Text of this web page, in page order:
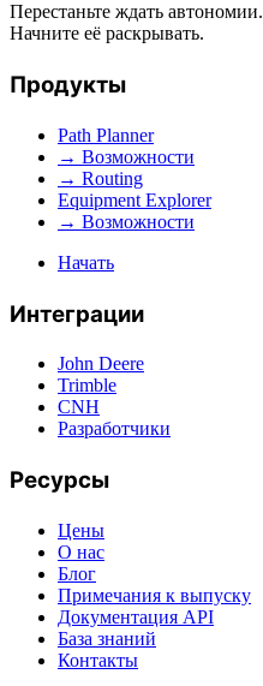
Перестаньте ждать автономии.
Начните её раскрывать.
Продукты
Path Planner
→ Возможности
→ Routing
Equipment Explorer
→ Возможности
Начать
Интеграции
John Deere
Trimble
CNH
Разработчики
Ресурсы
Цены
О нас
Блог
Примечания к выпуску
Документация API
База знаний
Контакты